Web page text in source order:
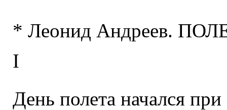
* Леонид Андреев.
I
День полета начался